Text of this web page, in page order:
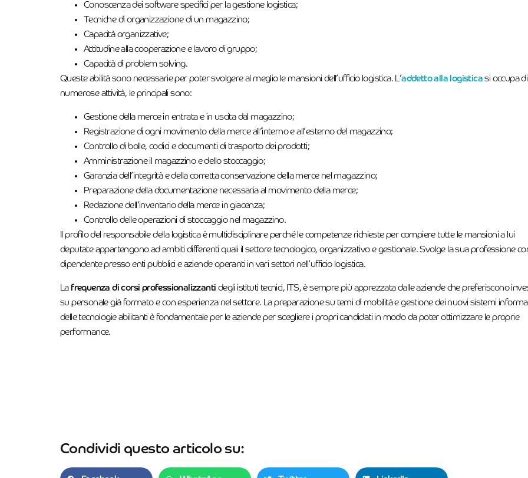
Conoscenza dei software specifici per la gestione logistica;
Tecniche di organizzazione di un magazzino;
Capacità organizzative;
Attitudine alla cooperazione e lavoro di gruppo;
Capacità di problem solving.
Queste abilità sono necessarie per poter svolgere al meglio le mansioni dell’ufficio logistica. L’addetto alla logistica si occupa di
numerose attività, le principali sono:
Gestione della merce in entrata e in uscita dal magazzino;
Registrazione di ogni movimento della merce all’interno e all’esterno del magazzino;
Controllo di bolle, codici e documenti di trasporto dei prodotti;
Amministrazione il magazzino e dello stoccaggio;
Garanzia dell’integrità e della corretta conservazione della merce nel magazzino;
Preparazione della documentazione necessaria al movimento della merce;
Redazione dell’inventario della merce in giacenza;
Controllo delle operazioni di stoccaggio nel magazzino.
Il profilo del responsabile della logistica è multidisciplinare perché le competenze richieste per compiere tutte le mansioni a lui
deputate appartengono ad ambiti differenti quali il settore tecnologico, organizzativo e gestionale. Svolge la sua professione
dipendente presso enti pubblici e aziende operanti in vari settori nell’ufficio logistica.
La frequenza di corsi professionalizzanti degli istituti tecnici, ITS, è sempre più apprezzata dalle aziende che preferiscono
su personale già formato e con esperienza nel settore. La preparazione su temi di mobilità e gestione dei nuovi sistemi
delle tecnologie abilitanti è fondamentale per le aziende per scegliere i propri candidati in modo da poter ottimizzare le proprie
performance.
Condividi questo articolo su: